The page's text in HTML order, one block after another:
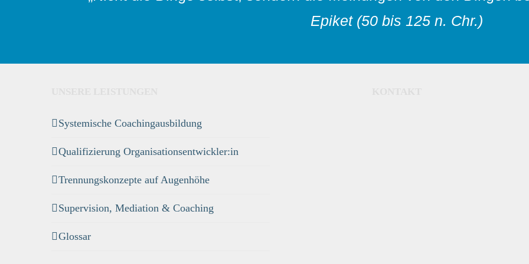
Epiket (50 bis 125 n. Chr.)
Systemische Coachingausbildung
Qualifizierung Organisationsentwickler:in
Trennungskonzepte auf Augenhöhe
Supervision, Mediation & Coaching
Glossar